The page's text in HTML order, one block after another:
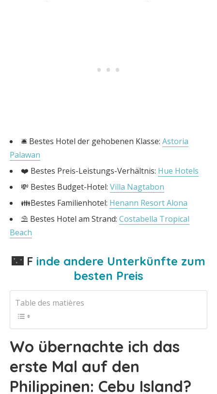
🛎️ Bestes Hotel der gehobenen Klasse: Astoria
Palawan
❤️ Bestes Preis-Leistungs-Verhältnis: Hue Hotels
💸 Bestes Budget-Hotel: Villa Nagtabon
👪Bestes Familienhotel: Henann Resort Alona
⛱ Bestes Hotel am Strand: Costabella Tropical
Beach
🌃 F inde andere Unterkünfte zum
besten Preis
Table des matières
Wo übernachte ich das
erste Mal auf den
Philippinen: Cebu Island?